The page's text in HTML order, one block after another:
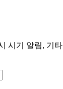
시기 알림, 기